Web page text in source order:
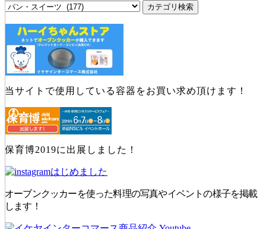
当サイトで使用している容器をお買い求め頂けます！
保育博2019に出展しました！
オーブンクッカーを使った料理の写真やイベントの様子を掲載
します！